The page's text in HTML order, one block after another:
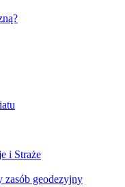
i Straże
zasób geodezyjny